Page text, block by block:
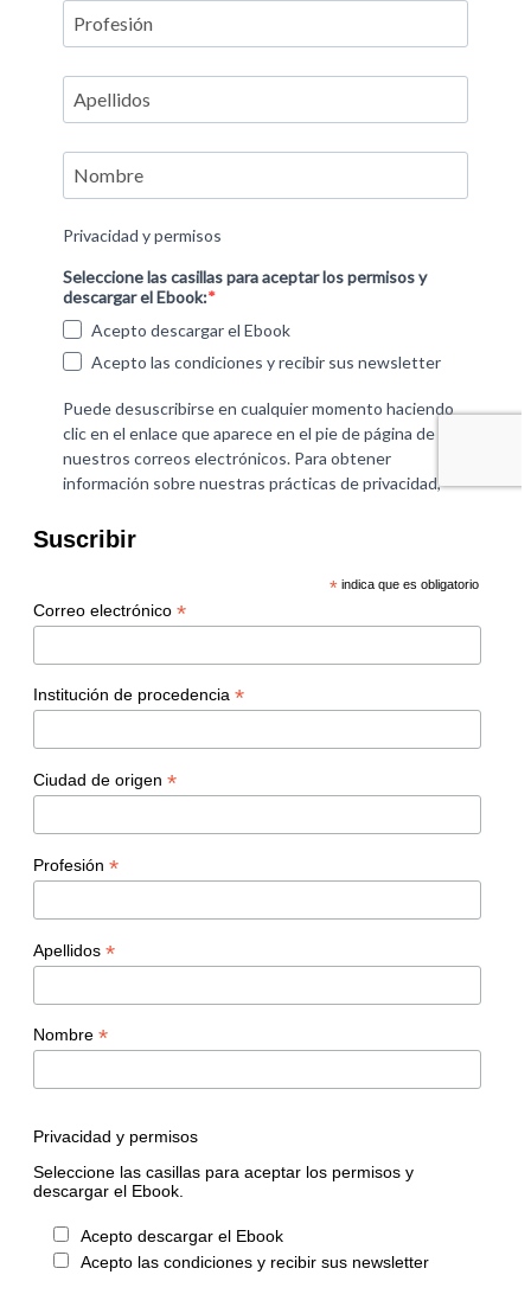
Suscribir
* indica que es obligatorio
Correo electrónico *
Institución de procedencia *
Ciudad de origen *
Profesión *
Apellidos *
Nombre *
Privacidad y permisos
Seleccione las casillas para aceptar los permisos y
descargar el Ebook.
Acepto descargar el Ebook
Acepto las condiciones y recibir sus newsletter